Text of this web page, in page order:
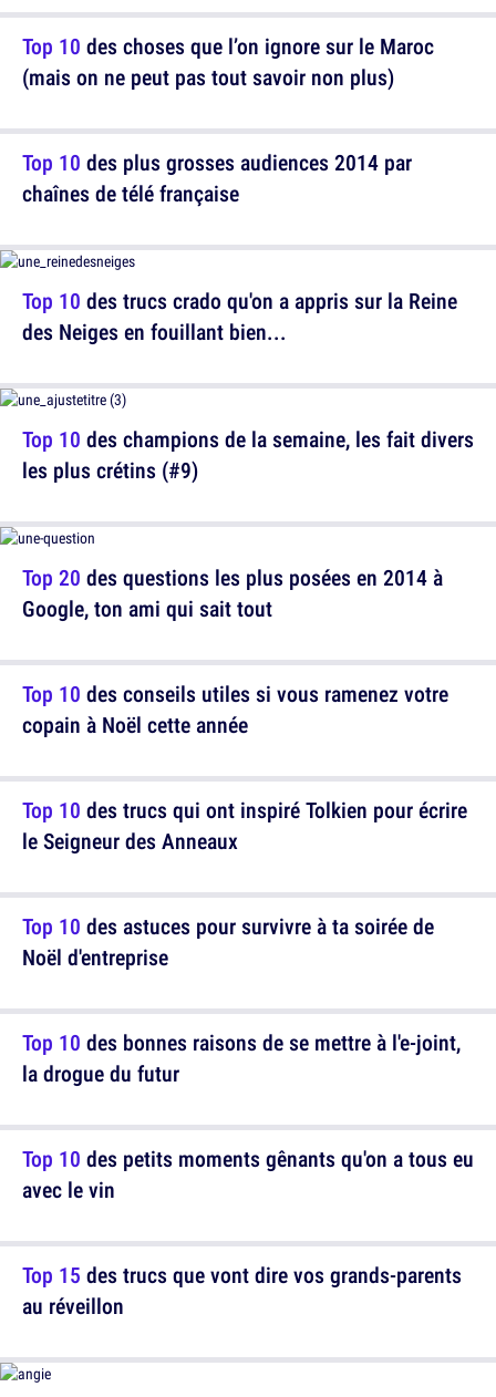
Top 10 des plus grosses audiences 2014 par
chaînes de télé française
Top 10 des champions de la semaine, les fait divers
les plus crétins (#9)
Top 10 des conseils utiles si vous ramenez votre
copain à Noël cette année
Top 10 des astuces pour survivre à ta soirée de
Noël d'entreprise
Top 10 des petits moments gênants qu'on a tous eu
avec le vin
Top 10 des choses que l’on ignore sur le Maroc
(mais on ne peut pas tout savoir non plus)
Top 10 des trucs crado qu'on a appris sur la Reine
des Neiges en fouillant bien...
Top 20 des questions les plus posées en 2014 à
Google, ton ami qui sait tout
Top 10 des trucs qui ont inspiré Tolkien pour écrire
le Seigneur des Anneaux
Top 10 des bonnes raisons de se mettre à l'e-joint,
la drogue du futur
Top 15 des trucs que vont dire vos grands-parents
au réveillon